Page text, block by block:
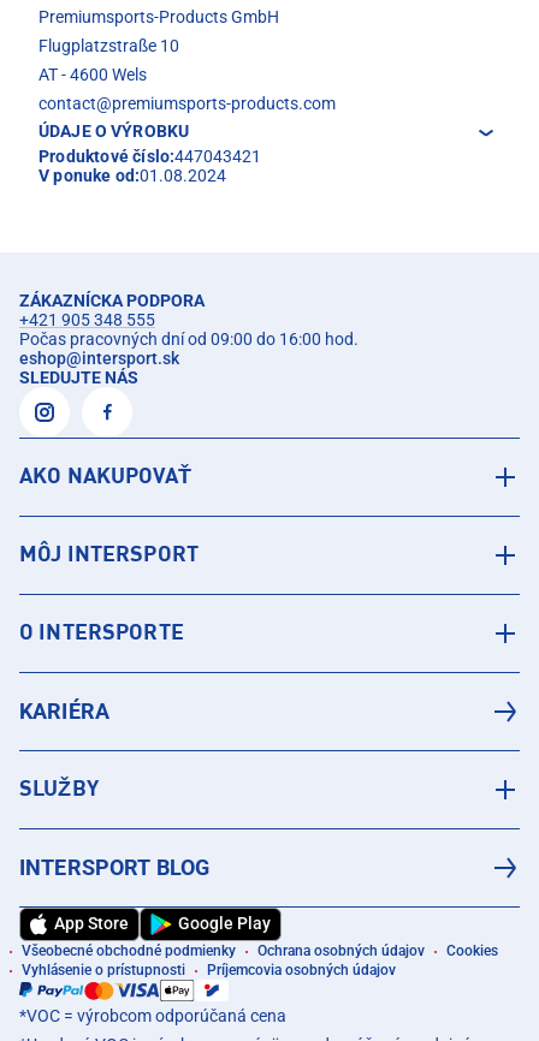
Premiumsports-Products GmbH
Flugplatzstraße 10
AT - 4600 Wels
contact@premiumsports-products.com
ÚDAJE O VÝROBKU
Produktové číslo:447043421
V ponuke od:01.08.2024
ZÁKAZNÍCKA PODPORA
+421 905 348 555
Počas pracovných dní od 09:00 do 16:00 hod.
eshop@intersport.sk
SLEDUJTE NÁS
AKO NAKUPOVAŤ
MÔJ INTERSPORT
O INTERSPORTE
KARIÉRA
SLUŽBY
INTERSPORT BLOG
App Store Google Play
Všeobecné obchodné podmienky Ochrana osobných údajov
Cookies
Vyhlásenie o prístupnosti
Príjemcovia osobných údajov
*VOC = výrobcom odporúčaná cena